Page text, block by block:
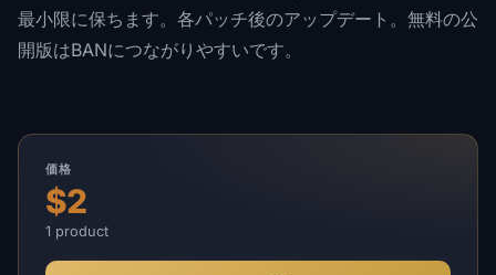
最小限に保ちます。各パッチ後のアップデート。無料の公
開版はBANにつながりやすいです。
価格
$2
1 product